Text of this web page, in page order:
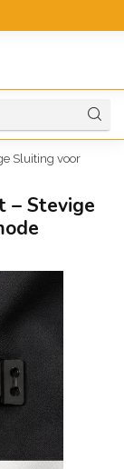
Sluiting voor
– Stevige